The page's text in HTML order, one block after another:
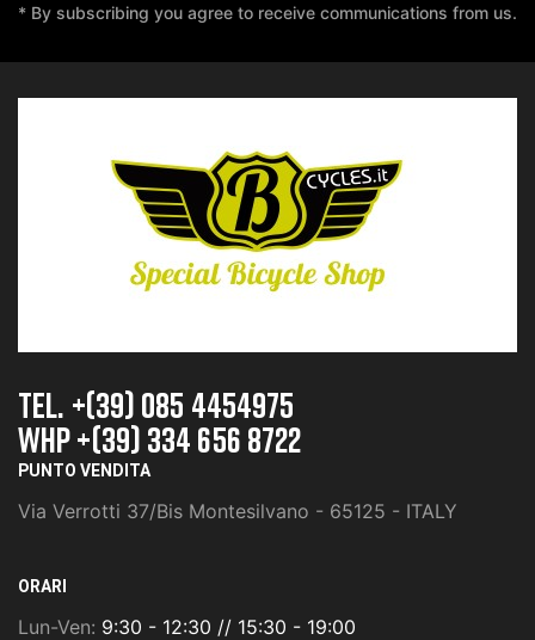
* By subscribing you agree to receive communications from us.
TEL. +(39) 085 4454975
whp +(39) 334 656 8722
PUNTO VENDITA
Via Verrotti 37/Bis Montesilvano - 65125 - ITALY
ORARI
Lun-Ven: 9:30 - 12:30 // 15:30 - 19:00